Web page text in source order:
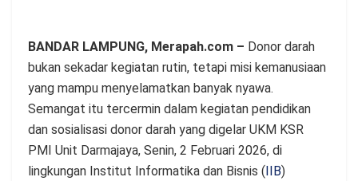
BANDAR LAMPUNG, Merapah.com – Donor darah
bukan sekadar kegiatan rutin, tetapi misi kemanusiaan
yang mampu menyelamatkan banyak nyawa.
Semangat itu tercermin dalam kegiatan pendidikan
dan sosialisasi donor darah yang digelar UKM KSR
PMI Unit Darmajaya, Senin, 2 Februari 2026, di
lingkungan Institut Informatika dan Bisnis ( IIB)